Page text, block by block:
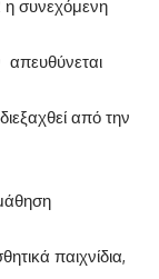
συνεχόμενη
από την
παιχνίδια,